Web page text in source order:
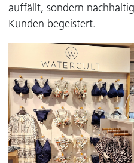
auffällt, sondern
Kunden begeistert.